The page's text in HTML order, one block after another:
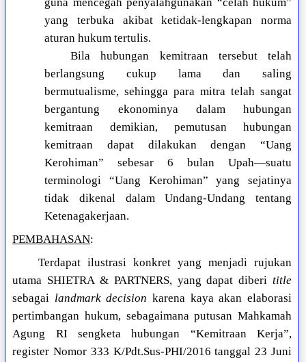
yang terbuka akibat ketidak-lengkapan norma
aturan hukum tertulis.
Bila hubungan kemitraan tersebut telah
berlangsung cukup lama dan saling
bermutualisme, sehingga para mitra telah sangat
bergantung ekonominya dalam hubungan
kemitraan demikian, pemutusan hubungan
kemitraan dapat dilakukan dengan “Uang
Kerohiman” sebesar 6 bulan Upah—suatu
terminologi “Uang Kerohiman” yang sejatinya
tidak dikenal dalam Undang-Undang tentang
Ketenagakerjaan.
PEMBAHASAN:
Terdapat ilustrasi konkret yang menjadi rujukan
utama SHIETRA & PARTNERS, yang dapat diberi title
sebagai landmark decision karena kaya akan elaborasi
pertimbangan hukum, sebagaimana putusan Mahkamah
Agung RI sengketa hubungan “Kemitraan Kerja”,
register Nomor 333 K/Pdt.Sus-PHI/2016 tanggal 23 Juni